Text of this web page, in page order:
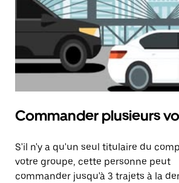
Commander plusieurs
S'il n'y a qu'un seul titulaire du
votre groupe, cette personne peut
commander jusqu'à 3 trajets à la